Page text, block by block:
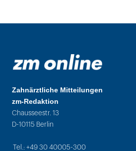
Zahnärztliche Mitteilungen
zm-Redaktion
Chausseestr. 13
D-10115 Berlin
Tel.: +49 30 40005-300